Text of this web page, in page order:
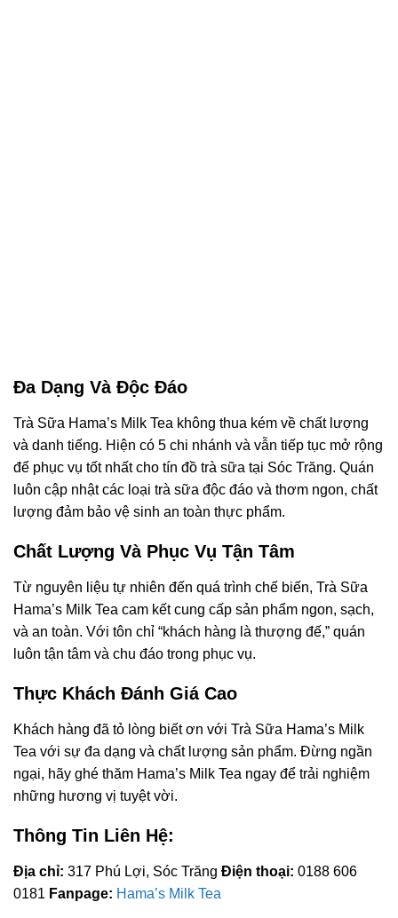
Đa Dạng Và Độc Đáo
Trà Sữa Hama’s Milk Tea không thua kém về chất lượng
và danh tiếng. Hiện có 5 chi nhánh và vẫn tiếp tục mở rộng
để phục vụ tốt nhất cho tín đồ trà sữa tại Sóc Trăng. Quán
luôn cập nhật các loại trà sữa độc đáo và thơm ngon, chất
lượng đảm bảo vệ sinh an toàn thực phẩm.
Chất Lượng Và Phục Vụ Tận Tâm
Từ nguyên liệu tự nhiên đến quá trình chế biến, Trà Sữa
Hama’s Milk Tea cam kết cung cấp sản phẩm ngon, sạch,
và an toàn. Với tôn chỉ “khách hàng là thượng đế,” quán
luôn tận tâm và chu đáo trong phục vụ.
Thực Khách Đánh Giá Cao
Khách hàng đã tỏ lòng biết ơn với Trà Sữa Hama’s Milk
Tea với sự đa dạng và chất lượng sản phẩm. Đừng ngần
ngại, hãy ghé thăm Hama’s Milk Tea ngay để trải nghiệm
những hương vị tuyệt vời.
Thông Tin Liên Hệ:
Địa chỉ: 317 Phú Lợi, Sóc Trăng Điện thoại: 0188 606
0181 Fanpage: Hama’s Milk Tea